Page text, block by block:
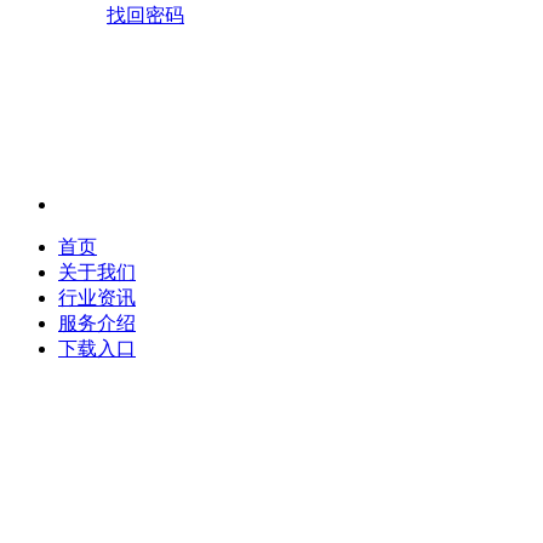
找回密码
首页
关于我们
行业资讯
服务介绍
下载入口